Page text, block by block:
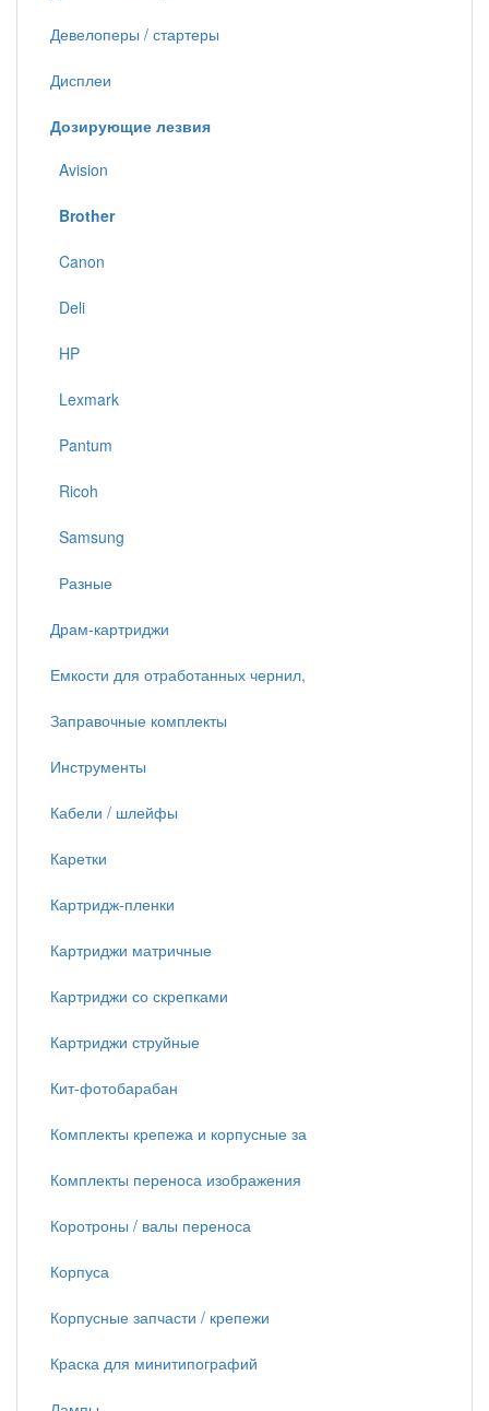
Девелоперы / стартеры
Дисплеи
Дозирующие лезвия
Avision
Brother
Canon
Deli
HP
Lexmark
Pantum
Ricoh
Samsung
Разные
Драм-картриджи
Емкости для отработанных чернил,
Заправочные комплекты
Инструменты
Кабели / шлейфы
Каретки
Картридж-пленки
Картриджи матричные
Картриджи со скрепками
Картриджи струйные
Кит-фотобарабан
Комплекты крепежа и корпусные за
Комплекты переноса изображения
Коротроны / валы переноса
Корпуса
Корпусные запчасти / крепежи
Краска для минитипографий